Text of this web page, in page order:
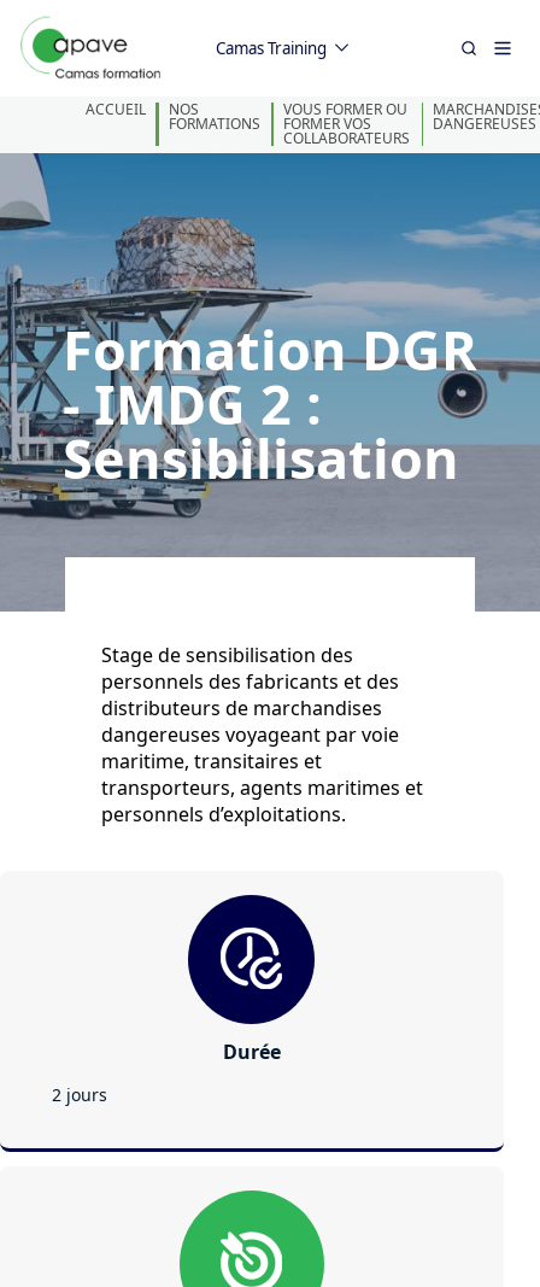
Camas Training
ACCUEIL NOS
FORMATIONS
VOUS FORMER OU
FORMER VOS
COLLABORATEURS
DANGEREUSES
Formation DGR
- IMDG 2 :
Sensibilisation
Stage de sensibilisation des
personnels des fabricants et des
distributeurs de marchandises
dangereuses voyageant par voie
maritime, transitaires et
transporteurs, agents maritimes et
personnels d’exploitations.
Durée
2 jours